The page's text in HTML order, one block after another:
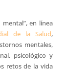
en línea
de la Salud,
mentales,
psicológico y
retos de la vida